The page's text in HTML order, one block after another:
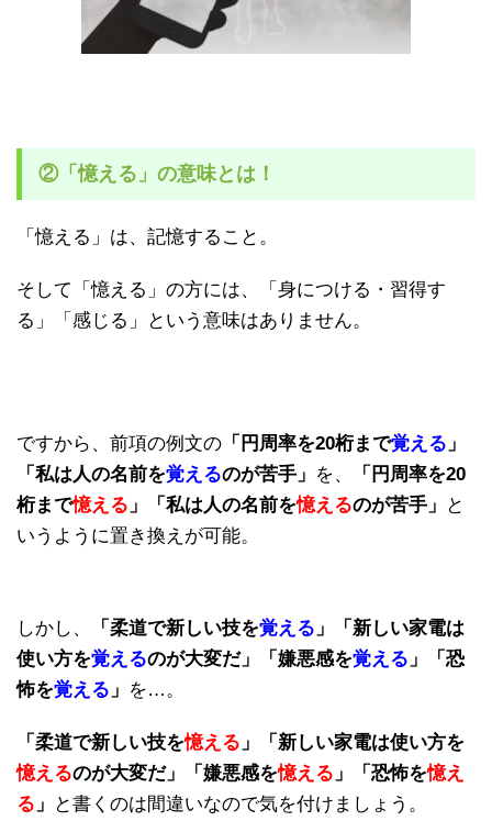
②「憶える」の意味とは！
「憶える」は、記憶すること。
そして「憶える」の方には、「身につける・習得す
る」「感じる」という意味はありません。
ですから、前項の例文の 「円周率を20桁まで覚える 」
「私は人の名前を覚えるのが苦手」 を、
「円周率を20
桁まで憶える 」「私は人の名前を憶えるのが苦手」
と
いうように置き換えが可能。
しかし、 「柔道で新しい技を覚える 」「新しい家電は
使い方を覚えるのが大変だ」「嫌悪感を覚える 」「恐
怖を覚える 」 を…。
「柔道で新しい技を憶える 」「新しい家電は使い方を
憶えるのが大変だ」「嫌悪感を憶える 」「恐怖を憶え
る 」 と書くのは間違いなので気を付けましょう。